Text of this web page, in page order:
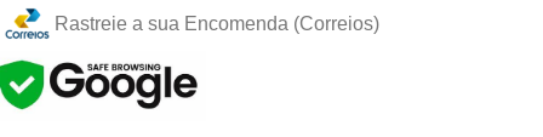
Rastreie a sua Encomenda (Correios)